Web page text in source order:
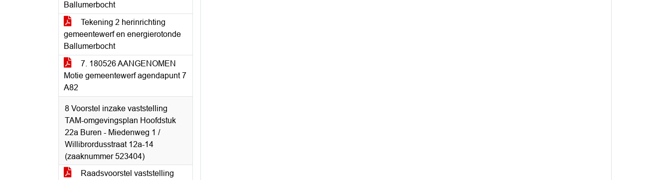
Ballumerbocht
Tekening 2 herinrichting
gemeentewerf en energierotonde
Ballumerbocht
7. 180526 AANGENOMEN
Motie gemeentewerf agendapunt 7
A82
8 Voorstel inzake vaststelling
TAM-omgevingsplan Hoofdstuk
22a Buren - Miedenweg 1 /
Willibrordusstraat 12a-14
(zaaknummer 523404)
Raadsvoorstel vaststelling